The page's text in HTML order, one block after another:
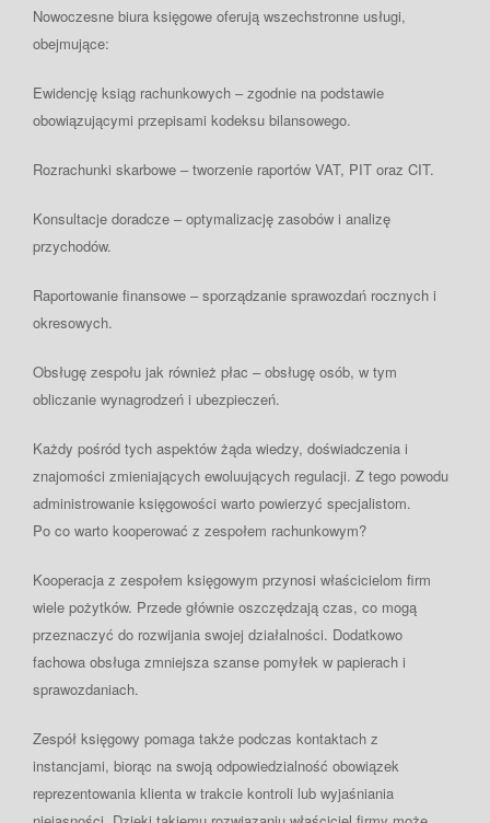
Nowoczesne biura księgowe oferują wszechstronne usługi,
obejmujące:
Ewidencję ksiąg rachunkowych – zgodnie na podstawie
obowiązującymi przepisami kodeksu bilansowego.
Rozrachunki skarbowe – tworzenie raportów VAT, PIT oraz CIT.
Konsultacje doradcze – optymalizację zasobów i analizę
przychodów.
Raportowanie finansowe – sporządzanie sprawozdań rocznych i
okresowych.
Obsługę zespołu jak również płac – obsługę osób, w tym
obliczanie wynagrodzeń i ubezpieczeń.
Każdy pośród tych aspektów żąda wiedzy, doświadczenia i
znajomości zmieniających ewoluujących regulacji. Z tego powodu
administrowanie księgowości warto powierzyć specjalistom.
Po co warto kooperować z zespołem rachunkowym?
Kooperacja z zespołem księgowym przynosi właścicielom firm
wiele pożytków. Przede głównie oszczędzają czas, co mogą
przeznaczyć do rozwijania swojej działalności. Dodatkowo
fachowa obsługa zmniejsza szanse pomyłek w papierach i
sprawozdaniach.
Zespół księgowy pomaga także podczas kontaktach z
instancjami, biorąc na swoją odpowiedzialność obowiązek
reprezentowania klienta w trakcie kontroli lub wyjaśniania